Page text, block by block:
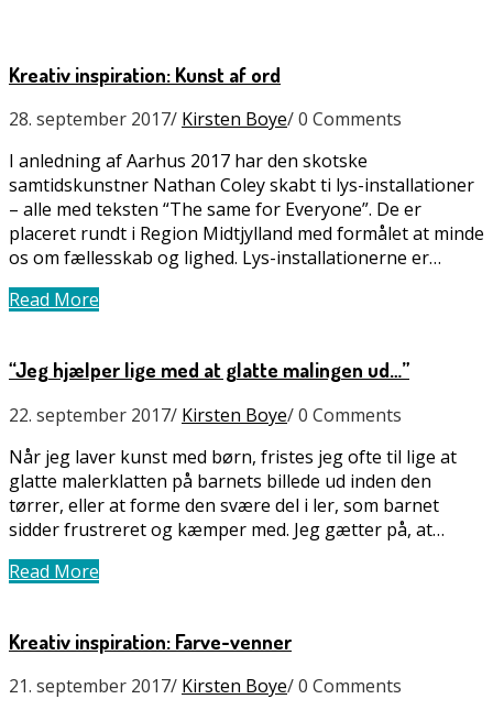
Kreativ inspiration: Kunst af ord
28. september 2017/ Kirsten Boye/0 Comments
I anledning af Aarhus 2017 har den skotske
samtidskunstner Nathan Coley skabt ti lys-installationer
– alle med teksten “The same for Everyone”. De er
placeret rundt i Region Midtjylland med formålet at minde
os om fællesskab og lighed. Lys-installationerne er…
Read More
“Jeg hjælper lige med at glatte malingen ud…”
22. september 2017/ Kirsten Boye/0 Comments
Når jeg laver kunst med børn, fristes jeg ofte til lige at
glatte malerklatten på barnets billede ud inden den
tørrer, eller at forme den svære del i ler, som barnet
sidder frustreret og kæmper med. Jeg gætter på, at…
Read More
Kreativ inspiration: Farve-venner
21. september 2017/ Kirsten Boye/0 Comments